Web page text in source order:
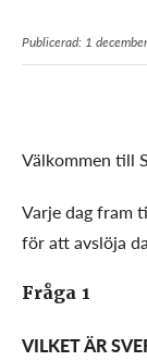
Publicerad: 1
Välkommen till
Varje dag fram
för att avslöja
Fråga 1
VILKET ÄR